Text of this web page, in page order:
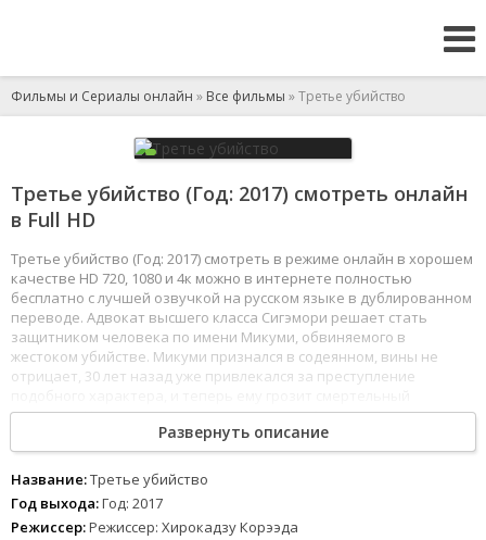
Фильмы и Сериалы онлайн » Все фильмы » Третье убийство
Третье убийство (Год: 2017) смотреть онлайн
в Full HD
Третье убийство (Год: 2017) смотреть в режиме онлайн в хорошем
качестве HD 720, 1080 и 4к можно в интернете полностью
бесплатно с лучшей озвучкой на русском языке в дублированном
переводе. Адвокат высшего класса Сигэмори решает стать
защитником человека по имени Микуми, обвиняемого в
жестоком убийстве. Микуми признался в содеянном, вины не
отрицает, 30 лет назад уже привлекался за преступление
приговор. Но юрист уверен, что этот случай далеко не
12345 678
Развернуть описание
Название:Третье убийство
Год выхода:Год: 2017
Режиссер:Режиссер: Хирокадзу Корээда